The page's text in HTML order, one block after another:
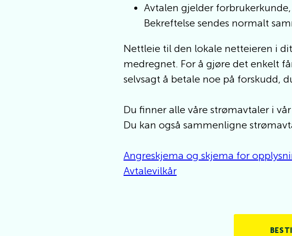
Avtalen gjelder
Bekreftelse sendes normalt
Nettleie til den lokale netteieren i
medregnet. For å gjøre det enkelt
selvsagt å betale noe på forskudd,
Du finner alle våre strømavtaler i vår
Du kan også sammenligne
Angreskjema og skjema for
Avtalevilkår